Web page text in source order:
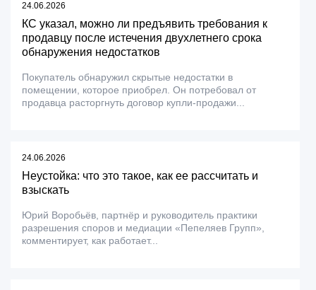
24.06.2026
КС указал, можно ли предъявить требования к
продавцу после истечения двухлетнего срока
обнаружения недостатков
Покупатель обнаружил скрытые недостатки в
помещении, которое приобрел. Он потребовал от
продавца расторгнуть договор купли-продажи...
24.06.2026
Неустойка: что это такое, как ее рассчитать и
взыскать
Юрий Воробьёв, партнёр и руководитель практики
разрешения споров и медиации «Пепеляев Групп»,
комментирует, как работает...